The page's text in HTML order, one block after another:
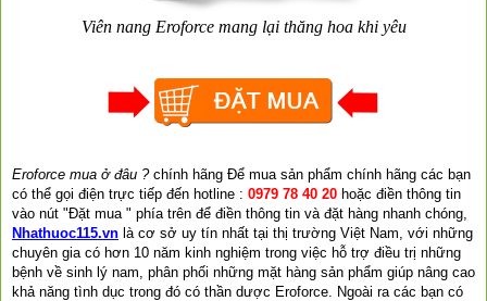
Viên nang Eroforce mang lại thăng hoa khi yêu
Eroforce mua ở đâu ? chính hãng Để mua sản phẩm chính hãng các bạn
có thể gọi điện trực tiếp đến hotline : 0979 78 40 20 hoặc điền thông tin
vào nút "Đặt mua " phía trên để điền thông tin và đặt hàng nhanh chóng,
Nhathuoc115.vn là cơ sở uy tín nhất tại thị trường Việt Nam, với những
chuyên gia có hơn 10 năm kinh nghiệm trong việc hỗ trợ điều trị những
bệnh về sinh lý nam, phân phối những mặt hàng sản phẩm giúp nâng cao
khả năng tình dục trong đó có thần dược Eroforce. Ngoài ra các bạn có